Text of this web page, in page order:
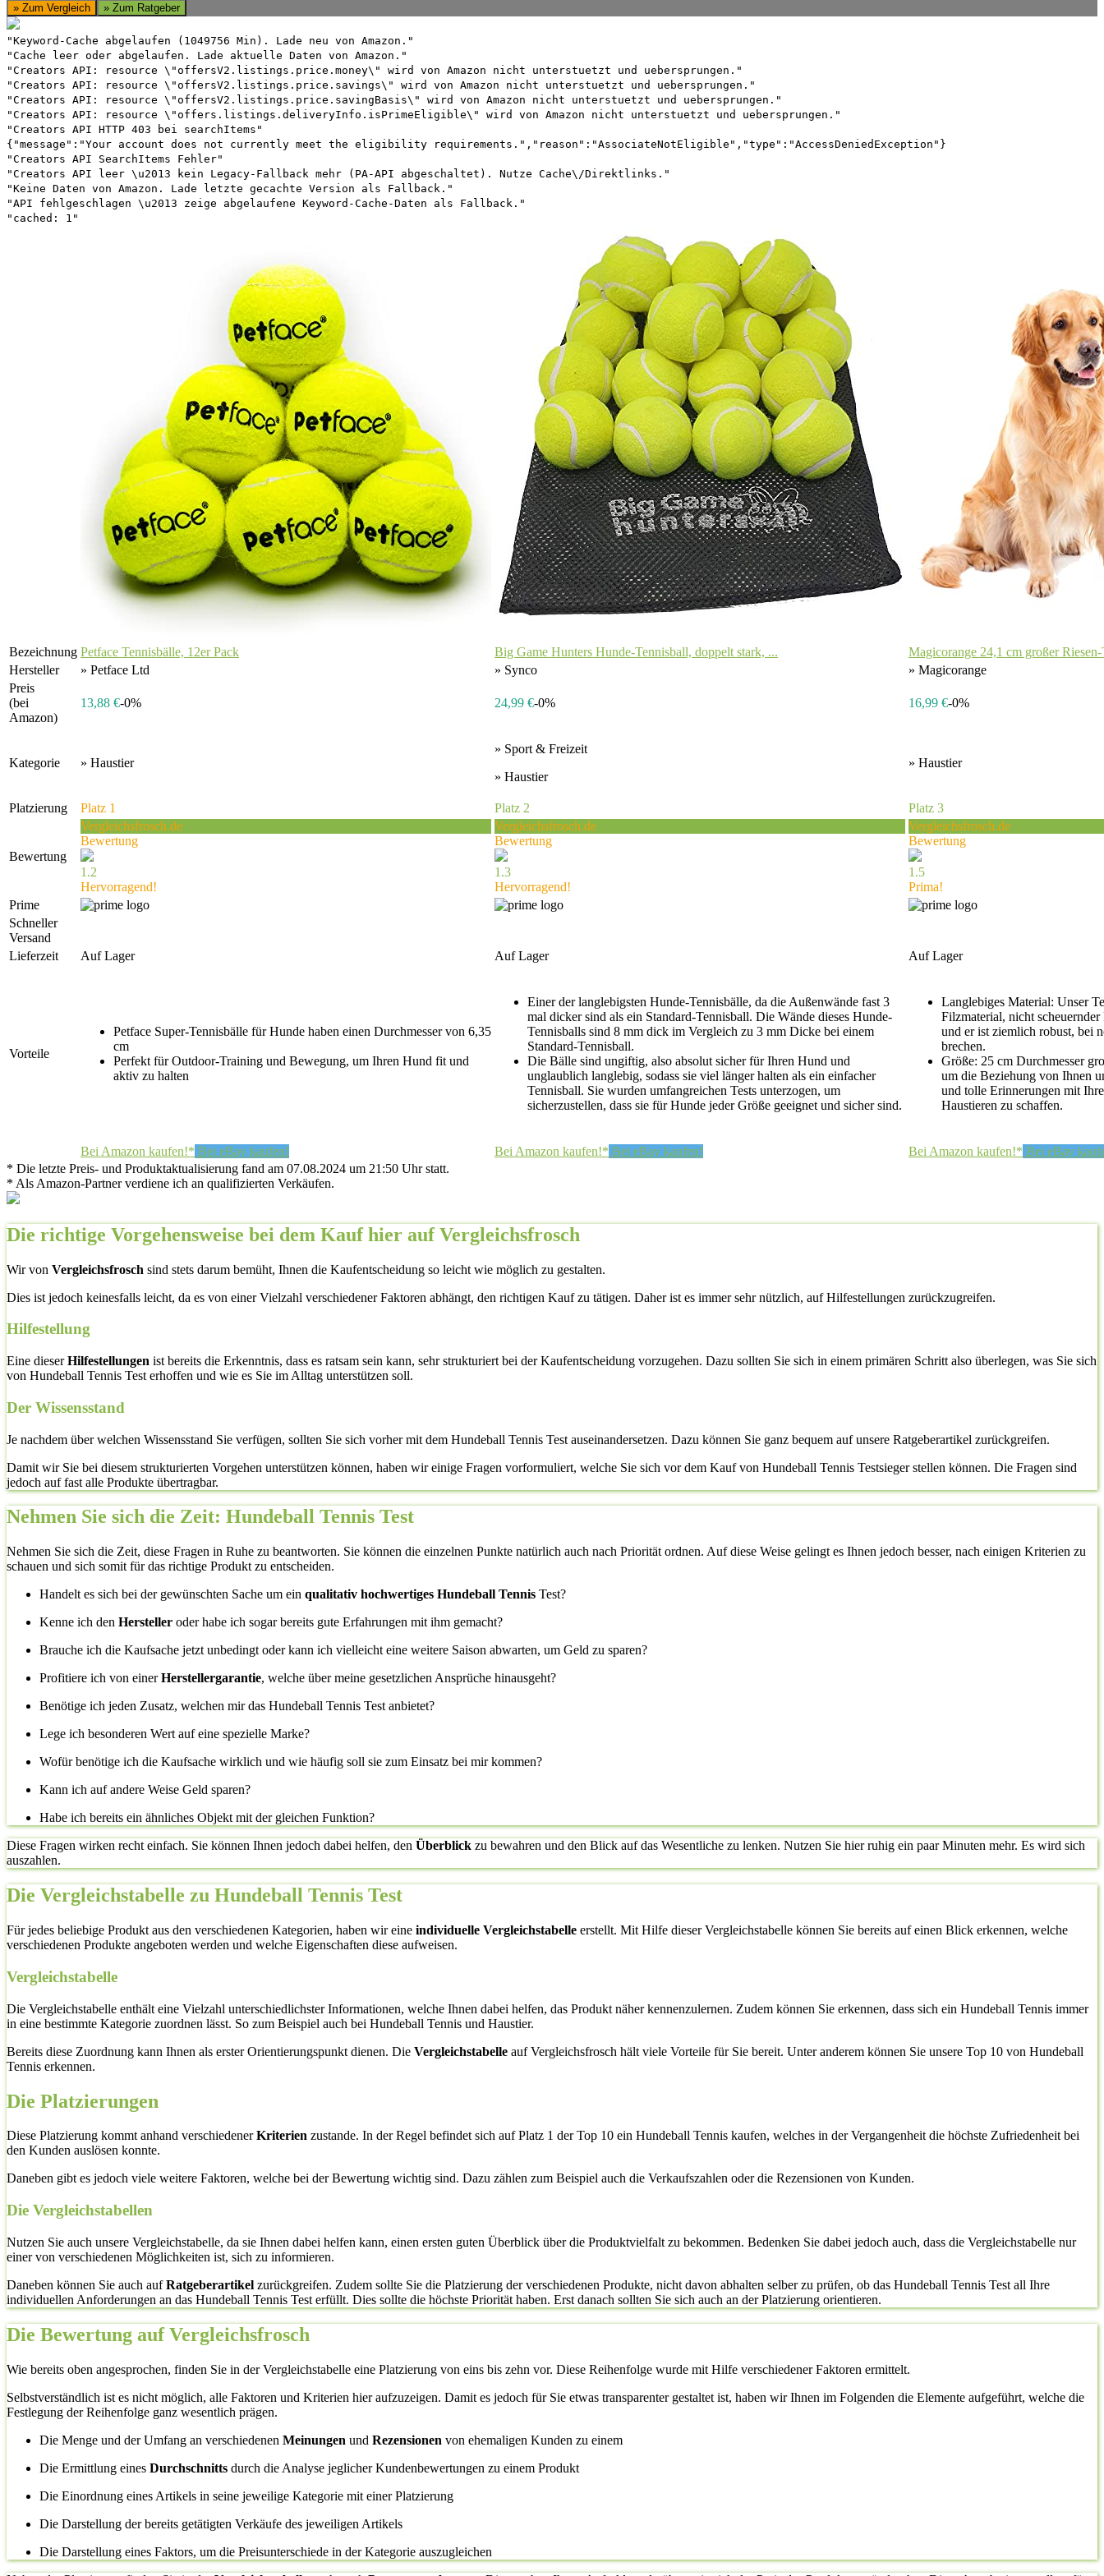
» Zum Vergleich
» Zum Ratgeber
"Keyword-Cache abgelaufen (1049756 Min). Lade neu von Amazon."
"Cache leer oder abgelaufen. Lade aktuelle Daten von Amazon."
"Creators API: resource \"offersV2.listings.price.money\" wird von Amazon nicht unterstuetzt und uebersprungen."
"Creators API: resource \"offersV2.listings.price.savings\" wird von Amazon nicht unterstuetzt und uebersprungen."
"Creators API: resource \"offersV2.listings.price.savingBasis\" wird von Amazon nicht unterstuetzt und uebersprungen."
"Creators API: resource \"offers.listings.deliveryInfo.isPrimeEligible\" wird von Amazon nicht unterstuetzt und uebersprungen."
"Creators API HTTP 403 bei searchItems"
{"message":"Your account does not currently meet the eligibility requirements.","reason":"AssociateNotEligible","type":"AccessDeniedException"}
"Creators API SearchItems Fehler"
"Creators API leer \u2013 kein Legacy-Fallback mehr (PA-API abgeschaltet). Nutze Cache\/Direktlinks."
"Keine Daten von Amazon. Lade letzte gecachte Version als Fallback."
"API fehlgeschlagen \u2013 zeige abgelaufene Keyword-Cache-Daten als Fallback."
"cached: 1"
Bezeichnung Petface Tennisbälle, 12er Pack Big Game Hunters Hunde-Tennisball, doppelt stark, ...
Magicorange 24,1 cm großer
Hersteller
» Petface Ltd » Synco
» Magicorange
Preis
(bei
Amazon)
13,88 €-0% 24,99 €-0% 16,99 €-0%
Kategorie » Haustier
» Sport & Freizeit
» Haustier
» Haustier
Platzierung Platz 1 Platz 2 Platz 3
Bewertung
Vergleichsfrosch.de
Bewertung
1.2
Hervorragend!
Vergleichsfrosch.de
Bewertung
1.3
Hervorragend!
Vergleichsfrosch.de
Bewertung
1.5
Prima!
Prime
Schneller
Versand
Lieferzeit
Auf Lager Auf Lager Auf Lager
Vorteile
Petface Super-Tennisbälle für Hunde haben einen Durchmesser von 6,35
cm
Perfekt für Outdoor-Training und Bewegung, um Ihren Hund fit und
aktiv zu halten
Einer der langlebigsten Hunde-Tennisbälle, da die Außenwände fast 3
mal dicker sind als ein Standard-Tennisball. Die Wände dieses Hunde-
Tennisballs sind 8 mm dick im Vergleich zu 3 mm Dicke bei einem
Standard-Tennisball.
Die Bälle sind ungiftig, also absolut sicher für Ihren Hund und
unglaublich langlebig, sodass sie viel länger halten als ein einfacher
Tennisball. Sie wurden umfangreichen Tests unterzogen, um
sicherzustellen, dass sie für Hunde jeder Größe geeignet und sicher sind.
Langlebiges Material: Unser
Filzmaterial, nicht
und er ist ziemlich robust, bei
brechen.
Größe: 25 cm Durchmesser
um die Beziehung von Ihnen
und tolle Erinnerungen mit
Haustieren zu schaffen.
Bei Amazon kaufen!* Bei eBay kaufen! Bei Amazon kaufen!* Bei eBay kaufen! Bei Amazon kaufen!* Bei eBay
* Die letzte Preis- und Produktaktualisierung fand am 07.08.2024 um 21:50 Uhr statt.
* Als Amazon-Partner verdiene ich an qualifizierten Verkäufen.
Die richtige Vorgehensweise bei dem Kauf hier auf Vergleichsfrosch
Wir von Vergleichsfrosch sind stets darum bemüht, Ihnen die Kaufentscheidung so leicht wie möglich zu gestalten.
Dies ist jedoch keinesfalls leicht, da es von einer Vielzahl verschiedener Faktoren abhängt, den richtigen Kauf zu tätigen. Daher ist es immer sehr nützlich, auf Hilfestellungen zurückzugreifen.
Hilfestellung
Eine dieserHilfestellungen ist bereits die Erkenntnis, dass es ratsam sein kann, sehr strukturiert bei der Kaufentscheidung vorzugehen. Dazu sollten Sie sich in einem primären Schritt also überlegen, was Sie sich
von Hundeball Tennis Test erhoffen und wie es Sie im Alltag unterstützen soll.
Der Wissensstand
Je nachdem über welchen Wissensstand Sie verfügen, sollten Sie sich vorher mit dem Hundeball Tennis Test auseinandersetzen. Dazu können Sie ganz bequem auf unsere Ratgeberartikel zurückgreifen.
Damit wir Sie bei diesem strukturierten Vorgehen unterstützen können, haben wir einige Fragen vorformuliert, welche Sie sich vor dem Kauf von Hundeball Tennis Testsieger stellen können. Die Fragen sind
jedoch auf fast alle Produkte übertragbar.
Nehmen Sie sich die Zeit: Hundeball Tennis Test
Nehmen Sie sich die Zeit, diese Fragen in Ruhe zu beantworten. Sie können die einzelnen Punkte natürlich auch nach Priorität ordnen. Auf diese Weise gelingt es Ihnen jedoch besser, nach einigen Kriterien zu
schauen und sich somit für das richtige Produkt zu entscheiden.
Handelt es sich bei der gewünschten Sache um ein qualitativ hochwertiges Hundeball Tennis Test?
Kenne ich den Hersteller oder habe ich sogar bereits gute Erfahrungen mit ihm gemacht?
Brauche ich die Kaufsache jetzt unbedingt oder kann ich vielleicht eine weitere Saison abwarten, um Geld zu sparen?
Profitiere ich von einerHerstellergarantie, welche über meine gesetzlichen Ansprüche hinausgeht?
Benötige ich jeden Zusatz, welchen mir das Hundeball Tennis Test anbietet?
Lege ich besonderen Wert auf eine spezielle Marke?
Wofür benötige ich die Kaufsache wirklich und wie häufig soll sie zum Einsatz bei mir kommen?
Kann ich auf andere Weise Geld sparen?
Habe ich bereits ein ähnliches Objekt mit der gleichen Funktion?
Diese Fragen wirken recht einfach. Sie können Ihnen jedoch dabei helfen, den Überblick zu bewahren und den Blick auf das Wesentliche zu lenken. Nutzen Sie hier ruhig ein paar Minuten mehr. Es wird sich
auszahlen.
Die Vergleichstabelle zu Hundeball Tennis Test
Für jedes beliebige Produkt aus den verschiedenen Kategorien, haben wir eine individuelle Vergleichstabelle erstellt. Mit Hilfe dieser Vergleichstabelle können Sie bereits auf einen Blick erkennen, welche
verschiedenen Produkte angeboten werden und welche Eigenschaften diese aufweisen.
Vergleichstabelle
Die Vergleichstabelle enthält eine Vielzahl unterschiedlichster Informationen, welche Ihnen dabei helfen, das Produkt näher kennenzulernen. Zudem können Sie erkennen, dass sich ein Hundeball Tennis immer
in eine bestimmte Kategorie zuordnen lässt. So zum Beispiel auch bei Hundeball Tennis und Haustier.
Bereits diese Zuordnung kann Ihnen als erster Orientierungspunkt dienen. Die Vergleichstabelle auf Vergleichsfrosch hält viele Vorteile für Sie bereit. Unter anderem können Sie unsere Top 10 von Hundeball
Tennis erkennen.
Die Platzierungen
Diese Platzierung kommt anhand verschiedenerKriterien zustande. In der Regel befindet sich auf Platz 1 der Top 10 ein Hundeball Tennis kaufen, welches in der Vergangenheit die höchste Zufriedenheit bei
den Kunden auslösen konnte.
Daneben gibt es jedoch viele weitere Faktoren, welche bei der Bewertung wichtig sind. Dazu zählen zum Beispiel auch die Verkaufszahlen oder die Rezensionen von Kunden.
Die Vergleichstabellen
Nutzen Sie auch unsere Vergleichstabelle, da sie Ihnen dabei helfen kann, einen ersten guten Überblick über die Produktvielfalt zu bekommen. Bedenken Sie dabei jedoch auch, dass die Vergleichstabelle nur
einer von verschiedenen Möglichkeiten ist, sich zu informieren.
Daneben können Sie auch aufRatgeberartikel zurückgreifen. Zudem sollte Sie die Platzierung der verschiedenen Produkte, nicht davon abhalten selber zu prüfen, ob das Hundeball Tennis Test all Ihre
individuellen Anforderungen an das Hundeball Tennis Test erfüllt. Dies sollte die höchste Priorität haben. Erst danach sollten Sie sich auch an der Platzierung orientieren.
Die Bewertung auf Vergleichsfrosch
Wie bereits oben angesprochen, finden Sie in der Vergleichstabelle eine Platzierung von eins bis zehn vor. Diese Reihenfolge wurde mit Hilfe verschiedener Faktoren ermittelt.
Selbstverständlich ist es nicht möglich, alle Faktoren und Kriterien hier aufzuzeigen. Damit es jedoch für Sie etwas transparenter gestaltet ist, haben wir Ihnen im Folgenden die Elemente aufgeführt, welche die
Festlegung der Reihenfolge ganz wesentlich prägen.
Die Menge und der Umfang an verschiedenen Meinungen und Rezensionen von ehemaligen Kunden zu einem
Die Ermittlung eines Durchschnitts durch die Analyse jeglicher Kundenbewertungen zu einem Produkt
Die Einordnung eines Artikels in seine jeweilige Kategorie mit einer Platzierung
Die Darstellung der bereits getätigten Verkäufe des jeweiligen Artikels
Die Darstellung eines Faktors, um die Preisunterschiede in der Kategorie auszugleichen